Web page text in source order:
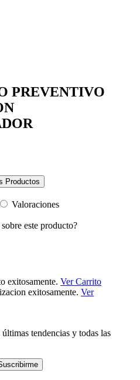
PREVENTIVO
Productos
Valoraciones
este producto?
exitosamente. Ver Carrito
exitosamente. Ver
tendencias y todas las